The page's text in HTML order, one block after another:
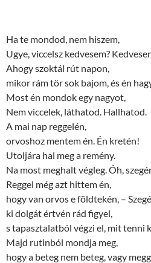
Ha te mondod, nem hiszem,
Ugye, viccelsz kedvesem?
Ahogy szoktál rút napon,
mikor rám tör sok bajom, és én
Most én mondok egy nagyot,
Nem viccelek, láthatod. Hallhatod.
A mai nap reggelén,
orvoshoz mentem én. Én kretén!
Utoljára hal meg a remény.
Na most meghalt végleg. Óh,
Reggel még azt hittem én,
hogy van orvos e földtekén, –
ki dolgát értvén rád figyel,
s tapasztalatból végzi el, mit tenni
Majd rutinból mondja meg,
hogy a beteg nem beteg, vagy